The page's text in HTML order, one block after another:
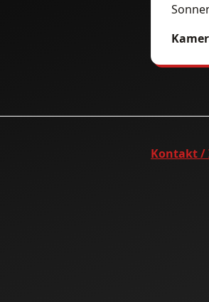
Kontakt /